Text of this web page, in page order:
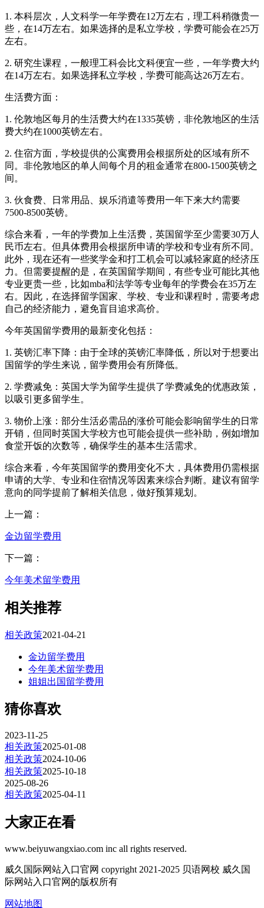
1. 本科层次，人文科学一年学费在12万左右，理工科稍微贵一
些，在14万左右。如果选择的是私立学校，学费可能会在25万
左右。
2. 研究生课程，一般理工科会比文科便宜一些，一年学费大约
在14万左右。如果选择私立学校，学费可能高达26万左右。
生活费方面：
1. 伦敦地区每月的生活费大约在1335英镑，非伦敦地区的生活
费大约在1000英镑左右。
2. 住宿方面，学校提供的公寓费用会根据所处的区域有所不
同。非伦敦地区的单人间每个月的租金通常在800-1500英镑之
间。
3. 伙食费、日常用品、娱乐消遣等费用一年下来大约需要
7500-8500英镑。
综合来看，一年的学费加上生活费，英国留学至少需要30万人
民币左右。但具体费用会根据所申请的学校和专业有所不同。
此外，现在还有一些奖学金和打工机会可以减轻家庭的经济压
力。但需要提醒的是，在英国留学期间，有些专业可能比其他
专业更贵一些，比如mba和法学等专业每年的学费会在35万左
右。因此，在选择留学国家、学校、专业和课程时，需要考虑
自己的经济能力，避免盲目追求高价。
今年英国留学费用的最新变化包括：
1. 英镑汇率下降：由于全球的英镑汇率降低，所以对于想要出
国留学的学生来说，留学费用会有所降低。
2. 学费减免：英国大学为留学生提供了学费减免的优惠政策，
以吸引更多留学生。
3. 物价上涨：部分生活必需品的涨价可能会影响留学生的日常
开销，但同时英国大学校方也可能会提供一些补助，例如增加
食堂开饭的次数等，确保学生的基本生活需求。
综合来看，今年英国留学的费用变化不大，具体费用仍需根据
申请的大学、专业和住宿情况等因素来综合判断。建议有留学
意向的同学提前了解相关信息，做好预算规划。
上一篇：
金边留学费用
下一篇：
今年美术留学费用
相关推荐
相关政策2021-04-21
金边留学费用
今年美术留学费用
姐姐出国留学费用
猜你喜欢
2023-11-25
相关政策2025-01-08
相关政策2024-10-06
相关政策2025-10-18
2025-08-26
相关政策2025-04-11
大家正在看
www.beiyuwangxiao.com inc all rights reserved.
威久国际网站入口官网 copyright 2021-2025 贝语网校 威久国
际网站入口官网的版权所有
网站地图